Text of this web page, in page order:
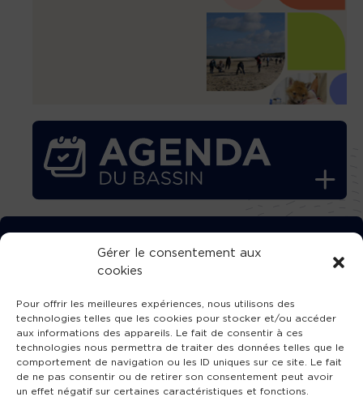
Gérer le consentement aux
cookies
Pour offrir les meilleures expériences, nous utilisons des
technologies telles que les cookies pour stocker et/ou accéder
aux informations des appareils. Le fait de consentir à ces
technologies nous permettra de traiter des données telles que le
comportement de navigation ou les ID uniques sur ce site. Le fait
de ne pas consentir ou de retirer son consentement peut avoir
un effet négatif sur certaines caractéristiques et fonctions.
TÉLÉCHARGEZ GRATUITEMENT
L’APPLICATION TVBA !
SUIVEZ-NOUS !